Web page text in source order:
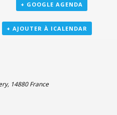
+ GOOGLE AGENDA
+ AJOUTER À ICALENDAR
, 14880 France